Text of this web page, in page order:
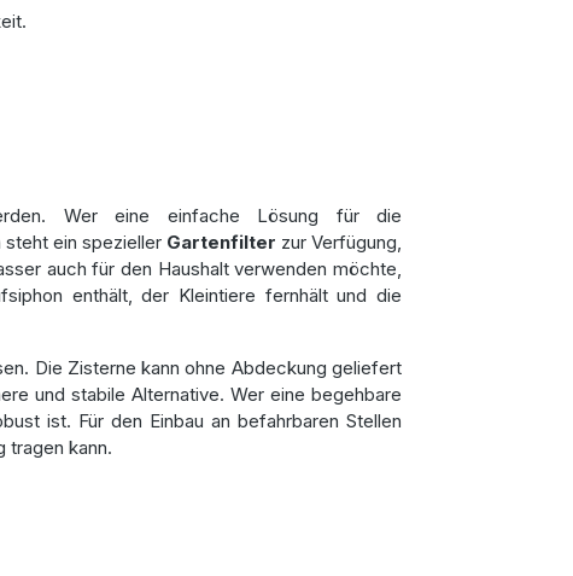
Wer eine einfache Lösung für die
steht ein spezieller Gartenfilter zur Verfügung,
auch für den Haushalt verwenden möchte,
enthält, der Kleintiere fernhält und die
Die Zisterne kann ohne Abdeckung geliefert
und stabile Alternative. Wer eine begehbare
ist. Für den Einbau an befahrbaren Stellen
tragen kann.